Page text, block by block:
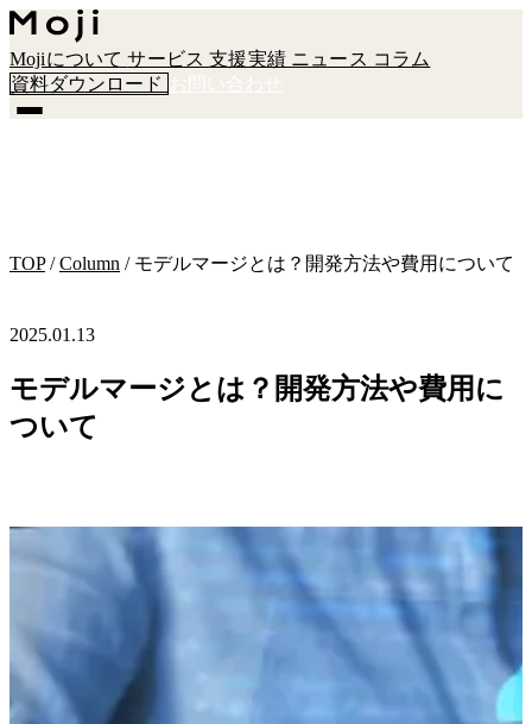
Mojiについてサービス支援実績 ニュース コラム
資料ダウンロード
TOP / Column / モデルマージとは？開発方法や費用について
2025.01.13
モデルマージとは？開発方法や費用に
ついて